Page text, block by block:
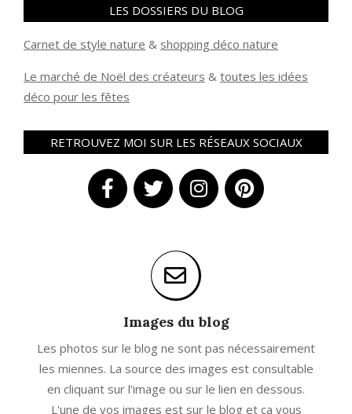
LES DOSSIERS DU BLOG
Carnet de style nature & shopping déco nature
Le marché de Noël des créateurs & toutes les idées
déco pour les fêtes
RETROUVEZ MOI SUR LES RÉSEAUX SOCIAUX
Images du blog
Les photos sur le blog ne sont pas nécessairement
les miennes. La source des images est consultable
en cliquant sur l'image ou sur le lien en dessous.
L'une de vos images est sur le blog et ça vous